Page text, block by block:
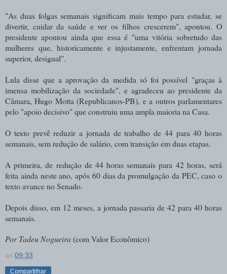
"As duas folgas semanais significam mais tempo para estudar, se
divertir, cuidar da saúde e ver os filhos crescerem", apontou. O
presidente apontou ainda que essa é "uma vitória sobretudo das
mulheres que, historicamente e injustamente, enfrentam jornada
superior, desigual".
Lula disse que a aprovação da medida só foi possível "graças à
imensa mobilização da sociedade", e agradeceu ao presidente da
Câmara, Hugo Motta (Republicanos-PB), e a outros parlamentares
pelo "apoio decisivo" que construiu uma ampla maioria na Casa.
O texto prevê reduzir a jornada de trabalho de 44 para 40 horas
semanais, sem redução de salário, com transição em duas etapas.
A primeira, de redução de 44 horas semanais para 42 horas, será
feita ainda neste ano, após 60 dias da promulgação da PEC, caso o
texto avance no Senado.
Depois disso, em 12 meses, a jornada passaria de 42 para 40 horas
semanais.
Por Tadeu Nogueira(com Valor Econômico)
às 09:33
Compartilhar